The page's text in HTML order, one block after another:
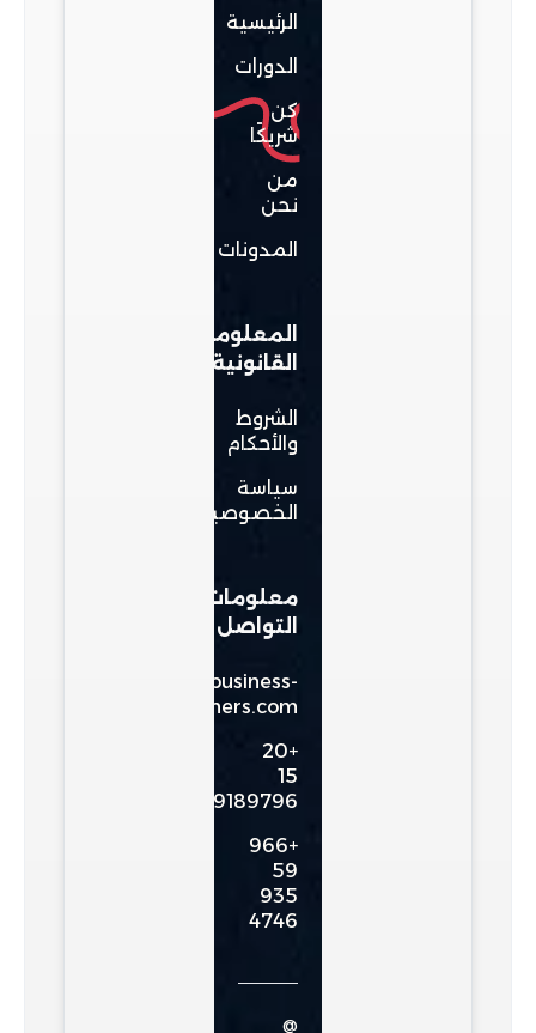
الرئيسية
الدورات
كن
شريكًا
من
نحن
المدونات
المعلومات
القانونية
الشروط
والأحكام
سياسة
الخصوصية
معلومات
التواصل
info.egy@360business-
partners.com
+20
15
69189796
+966
59
935
4746
@